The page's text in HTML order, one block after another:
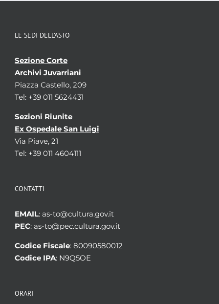
LE SEDI DELL’ASTO
Sezione Corte
Archivi Juvarriani
Piazza Castello, 209
Tel: +39 011 5624431
Sezioni Riunite
Ex Ospedale San Luigi
Via Piave, 21
Tel: +39 011 4604111
CONTATTI
EMAIL: as-to@cultura.gov.it
PEC: as-to@pec.cultura.gov.it
Codice Fiscale: 80090580012
Codice IPA: N9Q5OE
ORARI